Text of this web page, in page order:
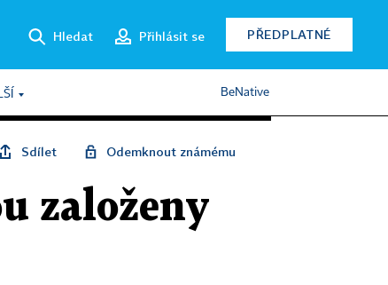
Hledat Přihlásit se PŘEDPLATNÉ
BeNative
Sdílet Odemknout známému
založeny